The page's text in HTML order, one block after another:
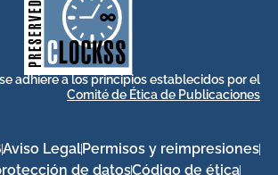
CLOCKSS is a dak archive that
ensures the long-term survival
of web-based scholary
publications, governed by and
for its stakeholders.
adhiere a los principios establecidos por el
Comité de Ética de Publicaciones
Aviso Legal Permisos y reimpresiones
de datosCódigo de ética